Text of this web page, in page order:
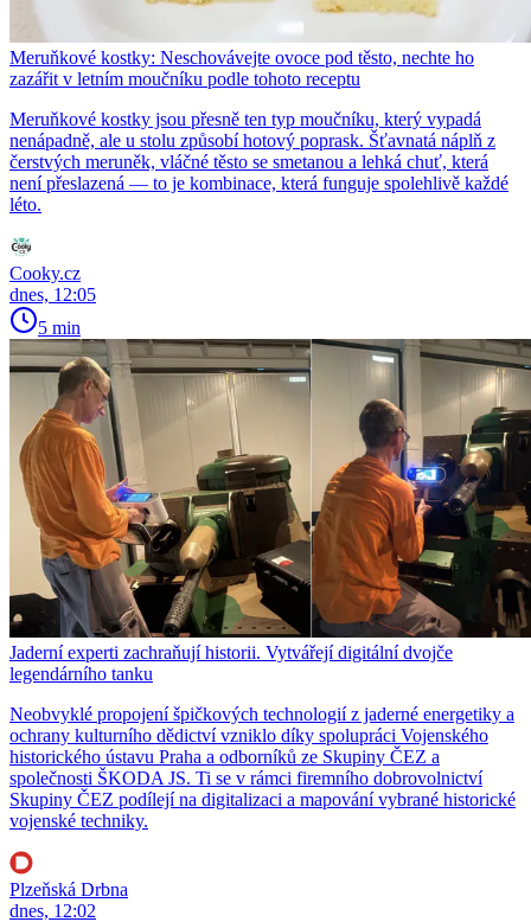
Meruňkové kostky: Neschovávejte ovoce pod těsto, nechte ho
zazářit v letním moučníku podle tohoto receptu
Meruňkové kostky jsou přesně ten typ moučníku, který vypadá
nenápadně, ale u stolu způsobí hotový poprask. Šťavnatá náplň z
čerstvých meruněk, vláčné těsto se smetanou a lehká chuť, která
není přeslazená — to je kombinace, která funguje spolehlivě každé
léto.
Cooky.cz
dnes, 12:05
5 min
Jaderní experti zachraňují historii. Vytvářejí digitální dvojče
legendárního tanku
Neobvyklé propojení špičkových technologií z jaderné energetiky a
ochrany kulturního dědictví vzniklo díky spolupráci Vojenského
historického ústavu Praha a odborníků ze Skupiny ČEZ a
společnosti ŠKODA JS. Ti se v rámci firemního dobrovolnictví
Skupiny ČEZ podílejí na digitalizaci a mapování vybrané historické
vojenské techniky.
Plzeňská Drbna
dnes, 12:02